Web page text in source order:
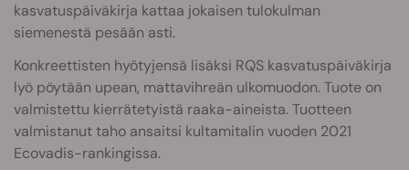
kasvatuspäiväkirja kattaa jokaisen tulokulman
siemenestä pesään asti.
Konkreettisten hyötyjensä lisäksi RQS kasvatuspäiväkirja
lyö pöytään upean, mattavihreän ulkomuodon. Tuote on
valmistettu kierrätetyistä raaka-aineista. Tuotteen
valmistanut taho ansaitsi kultamitalin vuoden 2021
Ecovadis-rankingissa.